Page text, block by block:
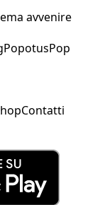
avvenire
PopotusPop
Contatti